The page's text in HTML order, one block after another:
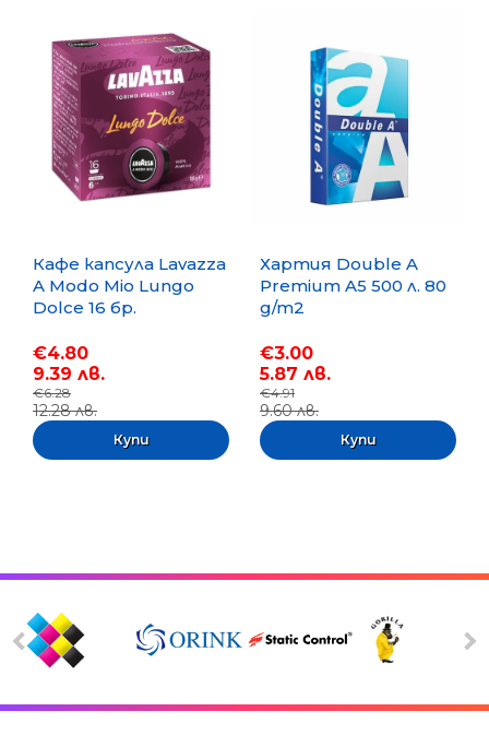
Кафе капсула Lavazza
A Modo Mio Lungo
Dolce 16 бр.
€4.80
9.39 лв.
€6.28
12.28 лв.
Хартия Double A
Premium A5 500 л. 80
g/m2
€3.00
5.87 лв.
€4.91
9.60 лв.